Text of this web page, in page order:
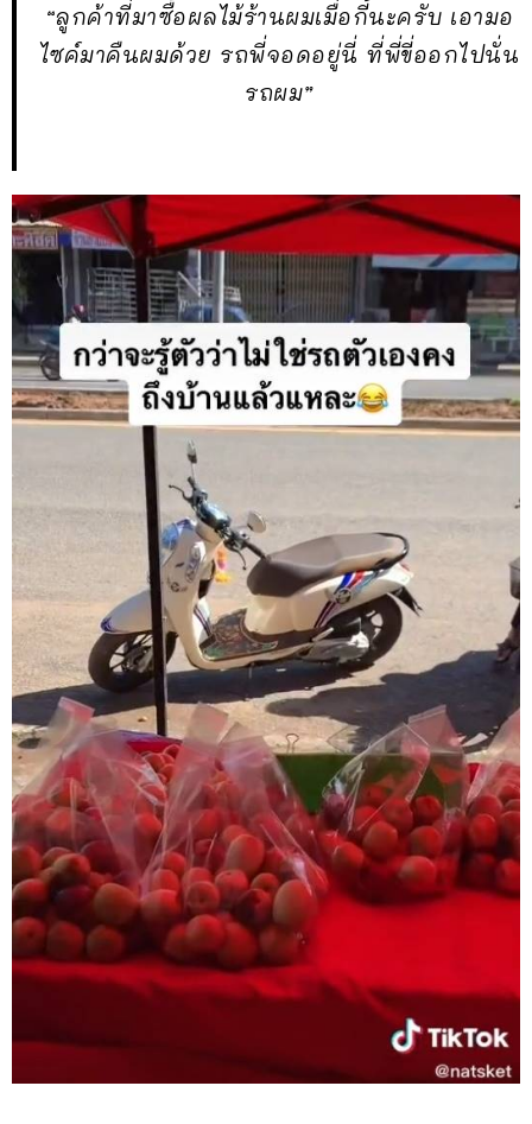
“ลูกค้าที่มาซื้อผลไม้ร้านผมเมื่อกี้นะครับ เอามอ
ไซค์มาคืนผมด้วย รถพี่จอดอยู่นี่ ที่พี่ขี่ออกไปนั่น
รถผม”